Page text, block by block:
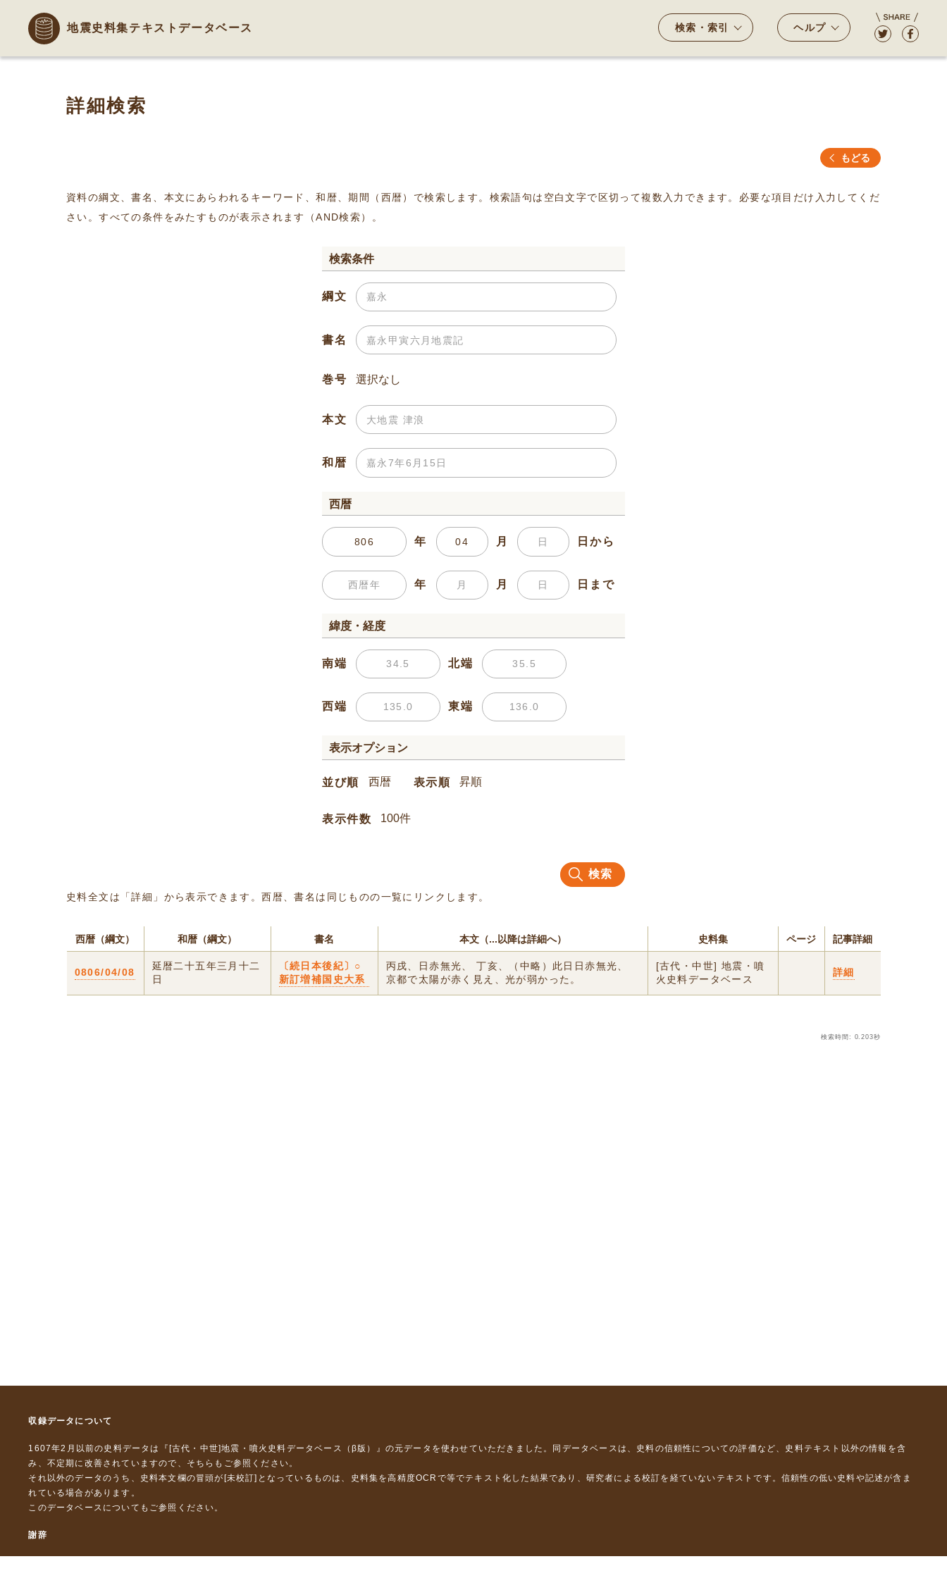
地震史料集テキストデータベース 検索・索引 ヘルプ
詳細検索
もどる
資料の綱文、書名、本文にあらわれるキーワード、和暦、期間（西暦）で検索します。検索語句は空白文字で区切って複数入力できます。必要な項目だけ入力してくだ
さい。すべての条件をみたすものが表示されます（AND検索）。
検索条件
綱文
書名
巻号
本文
和暦
西暦
年 月 日から
年 月 日まで
緯度・経度
南端 北端
西端 東端
表示オプション
並び順 表示順
表示件数
検索
史料全文は「詳細」から表示できます。西暦、書名は同じものの一覧にリンクします。
西暦（綱文） 和暦（綱文） 書名 本文（...以降は詳細へ） 史料集 ページ 記事詳細
0806/04/08
延暦二十五年三月十二
日
〔続日本後紀〕○
新訂増補国史大系
丙戌、日赤無光、 丁亥、（中略）此日日赤無光、
京都で太陽が赤く見え、光が弱かった。
[古代・中世] 地震・噴
火史料データベース
詳細
検索時間: 0.203秒
収録データについて
1607年2月以前の史料データは『 [古代・中世]地震・噴火史料データベース（β版）』 の元データを使わせていただきました。同データベースは、史料の信頼性についての評価など、史料テキスト以外の情報を含
み、不定期に改善されていますので、 そちら もご参照ください。
それ以外のデータのうち、史料本文欄の冒頭が[未校訂]となっているものは、史料集を高精度OCRで等でテキスト化した結果であり、研究者による校訂を経ていないテキストです。信頼性の低い史料や記述が含ま
れている場合があります。
このデータベースについて もご参照ください。
謝辞